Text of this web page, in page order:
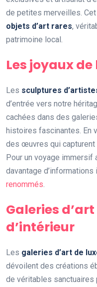
de petites merveilles.
objets d’art rares,
patrimoine local.
Les joyaux
Les sculptures
d’entrée vers notre
cachées dans des
histoires fascinantes. En
des œuvres qui capturent
Pour un voyage immersif
davantage d’informations
renommés
Galeries
d’intérieur
Les galeries d’art de
dévoilent des créations
de véritables sanctuaires